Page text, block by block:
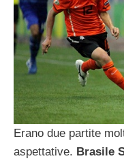
Erano due partite
aspettative. Brasile